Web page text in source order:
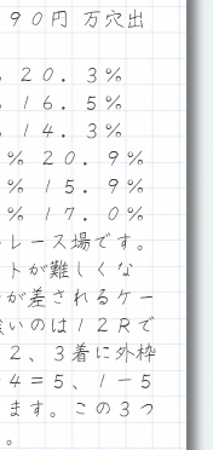
０円 万穴出
２０．３％
１６．５％
１４．３％
２０．９％
１５．９％
１７．０％
ース場です。
が難しくな
差されるケー
のは１２Ｒで
、３着に外枠
＝５、１－５
す。この３つ